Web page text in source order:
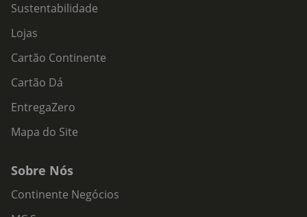
Sustentabilidade
Lojas
Cartão Continente
Cartão Dá
EntregaZero
Mapa do Site
Sobre Nós
Continente Negócios